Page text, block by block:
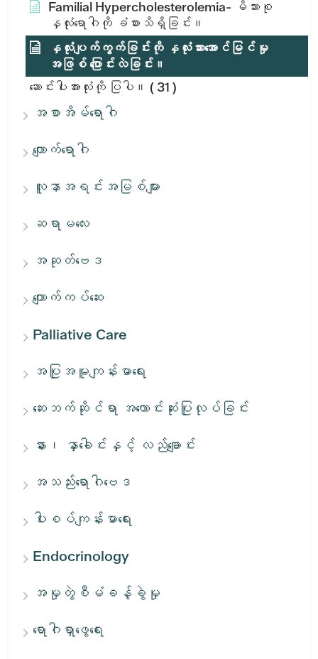
Familial Hypercholesterolemia- မိသားစု
နှလုံးရောဂါကို ခံစားသိရှိခြင်း။
နှလုံးပျက်ကွက်ခြင်းကို နှလုံးသားအောင်မြင်မှု
အဖြစ် ပြောင်းလဲခြင်း။
ဆောင်းပါးအားလုံးကို ပြပါ။ ( 31 )
အစာအိမ်ရောဂါ
ကျောက်ရောဂါ
လူနာအရင်းအမြစ်များ
ဆရာမလေး
အဆုတ်ဗေဒ
ကျောက်ကပ်ဆေး
Palliative Care
အပြုအမူကျန်းမာရေး
ဆေးဘက်ဆိုင်ရာ အကောင်းဆုံးပြုလုပ်ခြင်း
နား၊ နှာခေါင်းနှင့် လည်ချောင်း
အသည်းရောဂါဗေဒ
ပါးစပ်ကျန်းမာရေး
Endocrinology
အမှုတွဲစီမံခန့်ခွဲမှု
ရောဂါရှာဖွေရေး